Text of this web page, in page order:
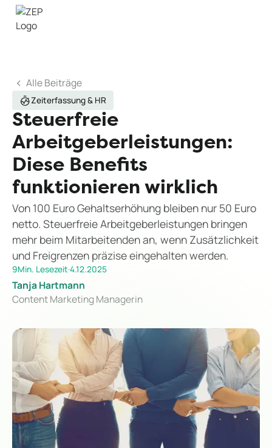
Alle Beiträge
Zeiterfassung & HR
Steuerfreie
Arbeitgeberleistungen:
Diese Benefits
funktionieren wirklich
Von 100 Euro Gehaltserhöhung bleiben nur 50 Euro
netto. Steuerfreie Arbeitgeberleistungen bringen
mehr beim Mitarbeitenden an, wenn Zusätzlichkeit
und Freigrenzen präzise eingehalten werden.
9Min. Lesezeit·4.12.2025
Tanja Hartmann
Content Marketing Managerin